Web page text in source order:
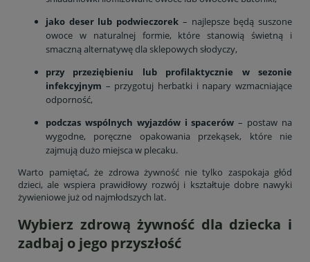
jako deser lub podwieczorek – najlepsze będą suszone
owoce w naturalnej formie, które stanowią świetną i
smaczną alternatywę dla sklepowych słodyczy,
przy przeziębieniu lub profilaktycznie w sezonie
infekcyjnym – przygotuj herbatki i napary wzmacniające
odporność,
podczas wspólnych wyjazdów i spacerów – postaw na
wygodne, poręczne opakowania przekąsek, które nie
zajmują dużo miejsca w plecaku.
Warto pamiętać, że zdrowa żywność nie tylko zaspokaja głód
dzieci, ale wspiera prawidłowy rozwój i kształtuje dobre nawyki
żywieniowe już od najmłodszych lat.
Wybierz zdrową żywność dla dziecka i
zadbaj o jego przyszłość